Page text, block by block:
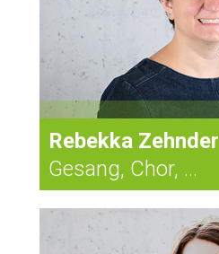
Rebekka Zehnder
Gesang, Chor, ...